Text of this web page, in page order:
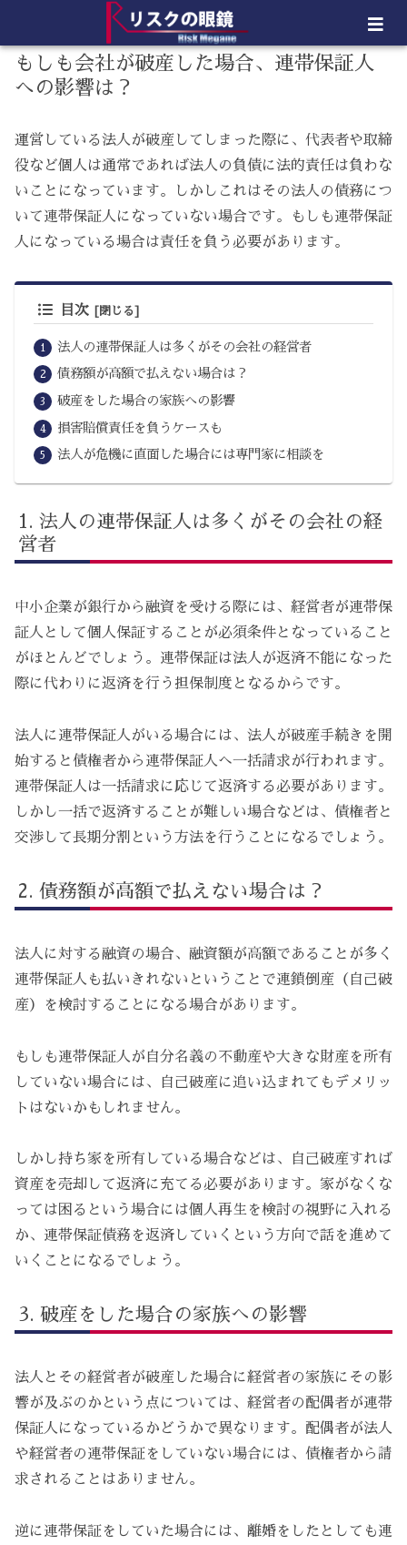
もしも会社が破産した場合、連帯保証人
への影響は？
運営している法人が破産してしまった際に、代表者や取締
役など個人は通常であれば法人の負債に法的責任は負わな
いことになっています。しかしこれはその法人の債務につ
いて連帯保証人になっていない場合です。もしも連帯保証
人になっている場合は責任を負う必要があります。
目次
法人の連帯保証人は多くがその会社の経営者
債務額が高額で払えない場合は？
破産をした場合の家族への影響
損害賠償責任を負うケースも
法人が危機に直面した場合には専門家に相談を
法人の連帯保証人は多くがその会社の経
営者
中小企業が銀行から融資を受ける際には、経営者が連帯保
証人として個人保証することが必須条件となっていること
がほとんどでしょう。連帯保証は法人が返済不能になった
際に代わりに返済を行う担保制度となるからです。
法人に連帯保証人がいる場合には、法人が破産手続きを開
始すると債権者から連帯保証人へ一括請求が行われます。
連帯保証人は一括請求に応じて返済する必要があります。
しかし一括で返済することが難しい場合などは、債権者と
交渉して長期分割という方法を行うことになるでしょう。
債務額が高額で払えない場合は？
法人に対する融資の場合、融資額が高額であることが多く
連帯保証人も払いきれないということで連鎖倒産（自己破
産）を検討することになる場合があります。
もしも連帯保証人が自分名義の不動産や大きな財産を所有
していない場合には、自己破産に追い込まれてもデメリッ
トはないかもしれません。
しかし持ち家を所有している場合などは、自己破産すれば
資産を売却して返済に充てる必要があります。家がなくな
っては困るという場合には個人再生を検討の視野に入れる
か、連帯保証債務を返済していくという方向で話を進めて
いくことになるでしょう。
破産をした場合の家族への影響
法人とその経営者が破産した場合に経営者の家族にその影
響が及ぶのかという点については、経営者の配偶者が連帯
保証人になっているかどうかで異なります。配偶者が法人
や経営者の連帯保証をしていない場合には、債権者から請
求されることはありません。
逆に連帯保証をしていた場合には、離婚をしたとしても連